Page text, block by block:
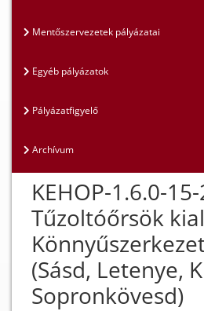
Mentőszervezetek pályázatai
Egyéb pályázatok
Pályázatfigyelő
Archívum
KEHOP-1.6.0-
Tűzoltóőrsök
(Sásd, Letenye,
Sopronkövesd)